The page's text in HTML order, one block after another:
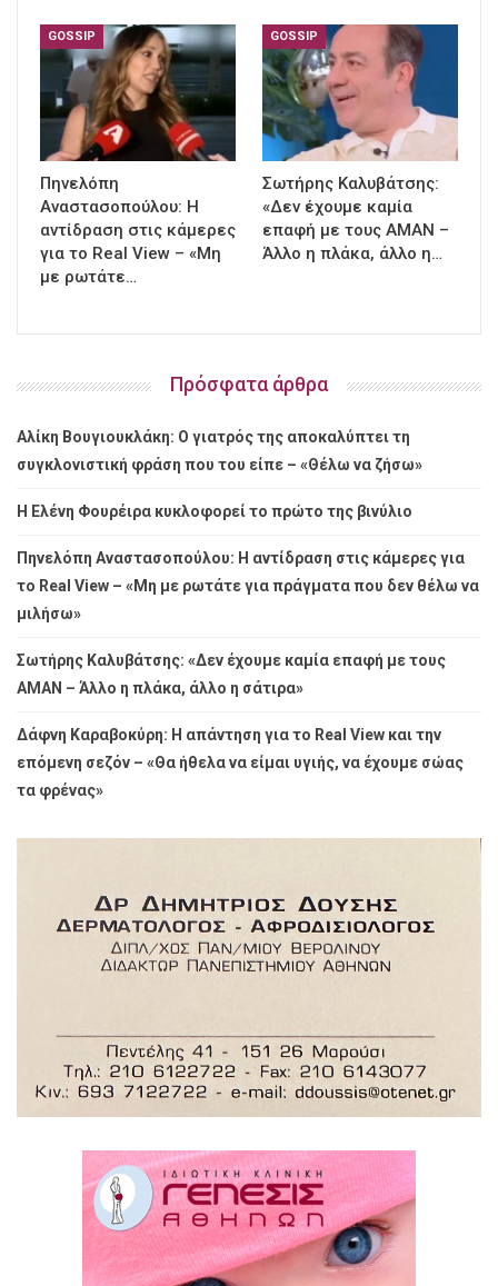
GOSSIP
Πηνελόπη
Αναστασοπούλου: Η
αντίδραση στις κάμερες
για το Real View – «Μη
με ρωτάτε…
GOSSIP
Σωτήρης Καλυβάτσης:
«Δεν έχουμε καμία
επαφή με τους ΑΜΑΝ –
Άλλο η πλάκα, άλλο η…
Πρόσφατα άρθρα
Αλίκη Βουγιουκλάκη: Ο γιατρός της αποκαλύπτει τη
συγκλονιστική φράση που του είπε – «Θέλω να ζήσω»
Η Ελένη Φουρέιρα κυκλοφορεί το πρώτο της βινύλιο
Πηνελόπη Αναστασοπούλου: Η αντίδραση στις κάμερες για
το Real View – «Μη με ρωτάτε για πράγματα που δεν θέλω να
μιλήσω»
Σωτήρης Καλυβάτσης: «Δεν έχουμε καμία επαφή με τους
ΑΜΑΝ – Άλλο η πλάκα, άλλο η σάτιρα»
Δάφνη Καραβοκύρη: Η απάντηση για το Real View και την
επόμενη σεζόν – «Θα ήθελα να είμαι υγιής, να έχουμε σώας
τα φρένας»